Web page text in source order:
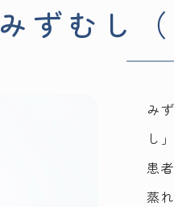
みずむし
み
し
患
蒸